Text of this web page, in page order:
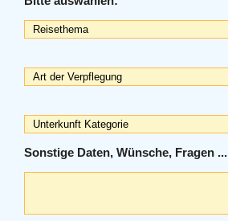
Sonstige Daten, Wünsche, Fragen ...